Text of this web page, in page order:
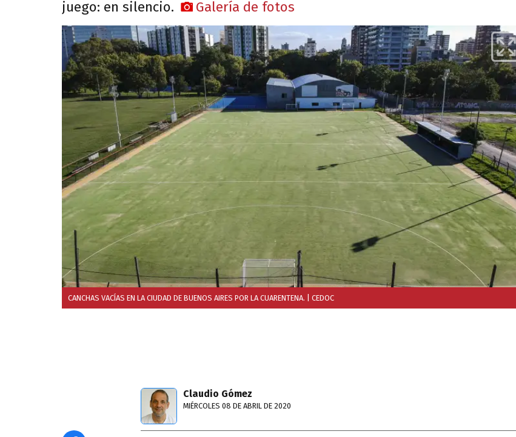
juego: en silencio.
Galería de fotos
CANCHAS VACÍAS EN LA CIUDAD DE BUENOS AIRES POR LA CUARENTENA. | CEDOC
Claudio Gómez
MIÉRCOLES 08 DE ABRIL DE 2020